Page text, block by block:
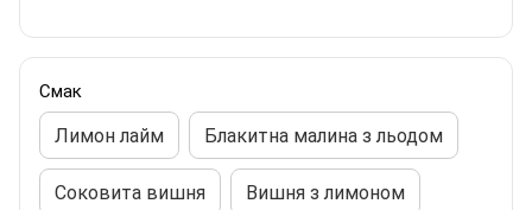
Смак
Лимон лайм Блакитна малина з льодом
Соковита вишня Вишня з лимоном